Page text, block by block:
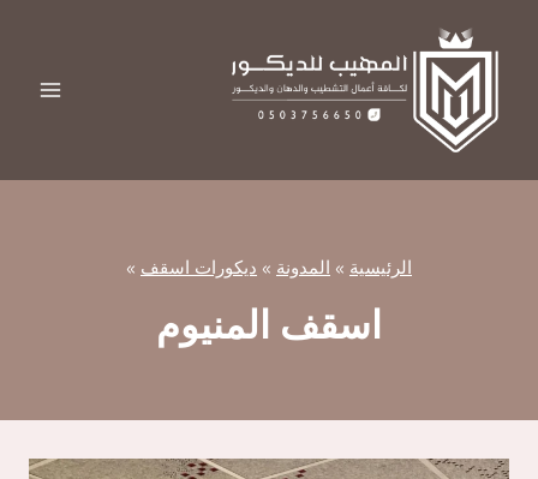
المحتوى
الرئيسية » المدونة » ديكورات اسقف »
اسقف المنيوم